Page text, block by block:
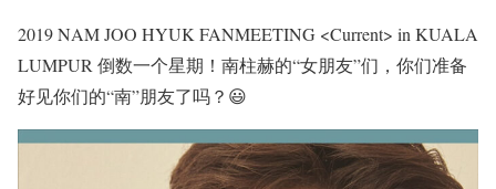
2019 NAM JOO HYUK FANMEETING <Current> in KUALA
LUMPUR 倒数一个星期！南柱赫的“女朋友”们，你们准备
好见你们的“南”朋友了吗？😃